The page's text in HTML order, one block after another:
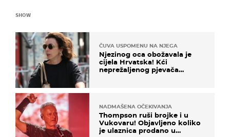
SHOW
ČUVA USPOMENU NA NJEGA
Njezinog oca obožavala je
cijela Hrvatska! Kći
neprežaljenog pjevača
NADMAŠENA OČEKIVANJA
Thompson ruši brojke i u
Vukovaru! Objavljeno koliko
je ulaznica prodano u